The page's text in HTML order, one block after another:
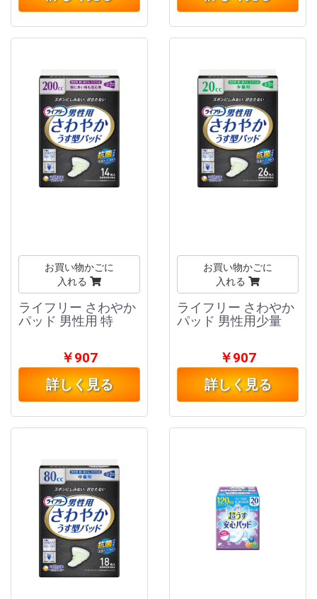
お買い物かごに
入れる
ライフリー さわやか
パッド 男性用 特
￥907
詳しく見る
お買い物かごに
入れる
ライフリー さわやか
パッド 男性用少量
￥907
詳しく見る